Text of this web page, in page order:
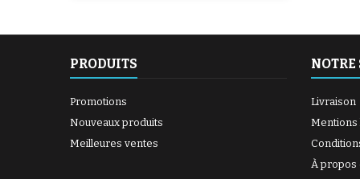
PRODUITS
Promotions
Nouveaux produits
Meilleures ventes
NOTRE
Livraison
Mentions
À propos